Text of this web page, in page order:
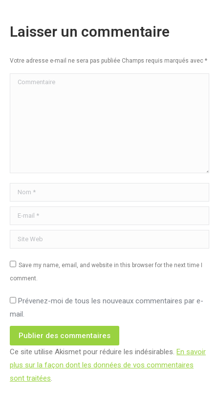
Laisser un commentaire
Votre adresse e-mail ne sera pas publiée Champs requis marqués avec *
Commentaire
Nom *
E-mail *
Site Web
Save my name, email, and website in this browser for the next time I
comment.
Prévenez-moi de tous les nouveaux commentaires par e-
mail.
Publier des commentaires
Ce site utilise Akismet pour réduire les indésirables. En savoir
plus sur la façon dont les données de vos commentaires
sont traitées.